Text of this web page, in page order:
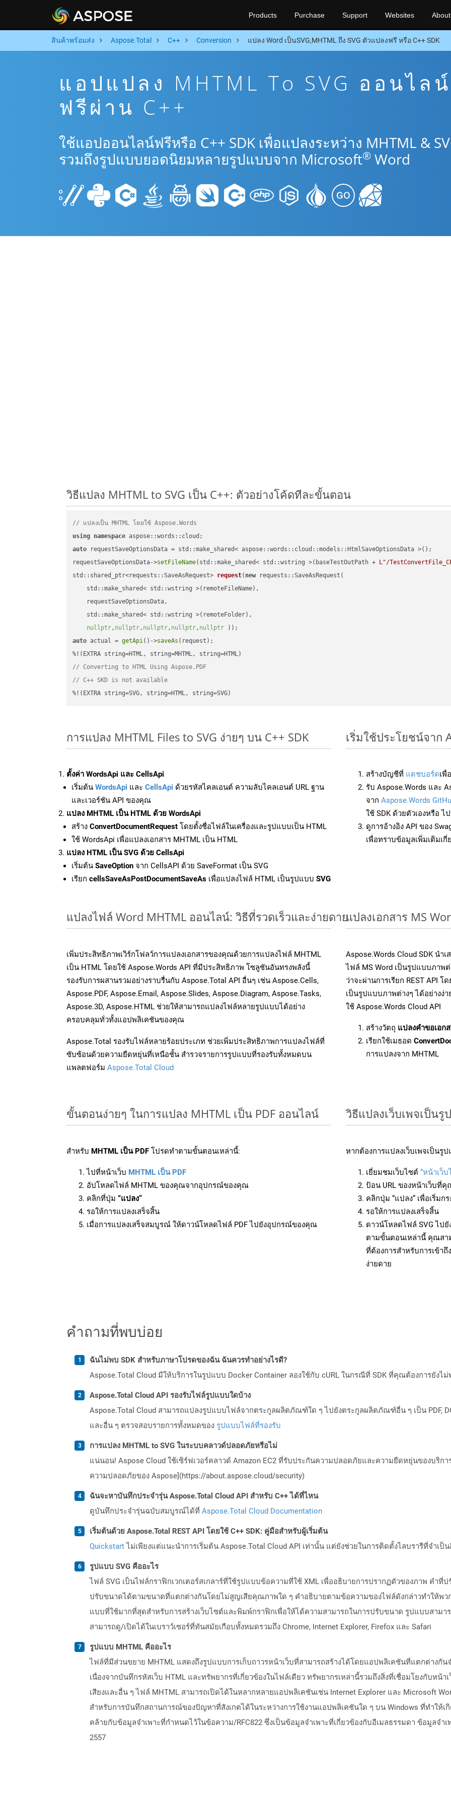
Products Purchase Support Websites About
สินค้าพร้อมส่ง Aspose.Total C++ Conversion แปลง Word เป็นSVG,MHTML ถึง SVG ตัวแปลงฟรี หรือ C++ SDK
แอปแปลง MHTML To SVG ออนไลน์
ฟรีผ่าน C++
ใช้แอปออนไลน์ฟรีหรือ C++ SDK เพื่อแปลงระหว่าง MHTML &
รวมถึงรูปแบบยอดนิยมหลายรูปแบบจาก Microsoft® Word
วิธีแปลง MHTML to SVG เป็น C++: ตัวอย่างโค้ดทีละขั้นตอน
// แปลงเป็น MHTML โดยใช้ Aspose.Words
using namespace
auto requestSaveOptionsData = std::make_shared< aspose::words::cloud::models::HtmlSaveOptionsData >();
requestSaveOptionsData->setFileName(std::make_shared< std::wstring >(baseTestOutPath + L"/
std::shared_ptr<requests::SaveAsRequest> request( new requests::SaveAsRequest(
    std::make_shared< std::wstring >(remoteFileName),
    requestSaveOptionsData,
    std::make_shared< std::wstring >(remoteFolder),
nullptr, nullptr, nullptr, nullptr, nullptr ))
auto actual = getApi()->saveAs (request);
// Converting to HTML Using Aspose.PDF
// C++ SKD is not available
%!(EXTRA string=SVG, string=HTML, string=SVG)
การแปลง MHTML Files to SVG ง่ายๆ บน C++ SDK
ตั้งค่า WordsApi และ CellsApi
เริ่มต้น WordsApi และ CellsApi ด้วยรหัสไคลเอนต์ ความลับไคลเอนต์ URL ฐาน
และเวอร์ชัน API ของคุณ
แปลง MHTML เป็น HTML ด้วย WordsApi
สร้าง ConvertDocumentRequest โดยตั้งชื่อไฟล์ในเครื่องและรูปแบบเป็น HTML
ใช้ WordsApi เพื่อแปลงเอกสาร MHTML เป็น HTML
แปลง HTML เป็น SVG ด้วย CellsApi
เริ่มต้น SaveOption จาก CellsAPI ด้วย SaveFormat เป็น SVG
เรียก cellsSaveAsPostDocumentSaveAs เพื่อแปลงไฟล์ HTML เป็นรูปแบบ SVG
เริ่มใช้ประโยชน์จาก
สร้างบัญชีที่ แดชบอร์ดเพื่
รับ Aspose.Words และ
จาก Aspose.Words
ใช้ SDK ด้วยตัวเองหรือ ไ
ดูการอ้างอิง API ของ
เพื่อทราบข้อมูลเพิ่มเติมเกี่
แปลงไฟล์ Word MHTML ออนไลน์: วิธีที่รวดเร็วและง่ายดาย
เพิ่มประสิทธิภาพเวิร์กโฟลว์การแปลงเอกสารของคุณด้วยการแปลงไฟล์ MHTML
เป็น HTML โดยใช้ Aspose.Words API ที่มีประสิทธิภาพ โซลูชันอันทรงพลังนี้
รองรับการผสานรวมอย่างราบรื่นกับ Aspose.Total API อื่นๆ เช่น Aspose.Cells,
Aspose.PDF, Aspose.Email, Aspose.Slides, Aspose.Diagram, Aspose.Tasks,
Aspose.3D, Aspose.HTML ช่วยให้สามารถแปลงไฟล์หลายรูปแบบได้อย่าง
ครอบคลุมทั่วทั้งแอปพลิเคชันของคุณ
Aspose.Total รองรับไฟล์หลายร้อยประเภท ช่วยเพิ่มประสิทธิภาพการแปลงไฟล์ที่
ซับซ้อนด้วยความยืดหยุ่นที่เหนือชั้น สำรวจรายการรูปแบบที่รองรับทั้งหมดบน
แพลตฟอร์ม Aspose.Total Cloud
แปลงเอกสาร MS
Aspose.Words Cloud SDK นำ
ไฟล์ MS Word เป็นรูปแบบภาพต่
ว่าจะผ่านการเรียก REST API
เป็นรูปแบบภาพต่างๆ ได้อย่างง่า
ใช้ Aspose.Words Cloud API
สร้างวัตถุ แปลงคำขอเอก
เรียกใช้เมธอด
การแปลงจาก MHTML
ขั้นตอนง่ายๆ ในการแปลง MHTML เป็น PDF ออนไลน์
สำหรับ MHTML เป็น PDF โปรดทำตามขั้นตอนเหล่านี้:
ไปที่หน้าเว็บ MHTML เป็น PDF
อัปโหลดไฟล์ MHTML ของคุณจากอุปกรณ์ของคุณ
คลิกที่ปุ่ม “แปลง”
รอให้การแปลงเสร็จสิ้น
เมื่อการแปลงเสร็จสมบูรณ์ ให้ดาวน์โหลดไฟล์ PDF ไปยังอุปกรณ์ของคุณ
วิธีแปลงเว็บเพจเป็นรู
หากต้องการแปลงเว็บเพจเป็นรู
เยี่ยมชมเว็บไซต์ “หน้าเว็บ
ป้อน URL ของหน้าเว็บที่
คลิกปุ่ม “แปลง” เพื่อเริ่มก
รอให้การแปลงเสร็จสิ้น
ดาวน์โหลดไฟล์ SVG ไป
ตามขั้นตอนเหล่านี้ คุณสา
ที่ต้องการสำหรับการเข้า
ง่ายดาย
คำถามที่พบบ่อย
ฉันไม่พบ SDK สำหรับภาษาโปรดของฉัน ฉันควรทำอย่างไรดี?
Aspose.Total Cloud มีให้บริการในรูปแบบ Docker Container ลองใช้กับ cURL ในกรณีที่ SDK ที่คุณต้องการยังไ
Aspose.Total Cloud API รองรับไฟล์รูปแบบใดบ้าง
Aspose.Total Cloud สามารถแปลงรูปแบบไฟล์จากตระกูลผลิตภัณฑ์ใด ๆ ไปยังตระกูลผลิตภัณฑ์อื่น ๆ เป็น PDF,
และอื่น ๆ ตรวจสอบรายการทั้งหมดของ รูปแบบไฟล์ที่รองรับ
การแปลง MHTML to SVG ในระบบคลาวด์ปลอดภัยหรือไม่
แน่นอน! Aspose Cloud ใช้เซิร์ฟเวอร์คลาวด์ Amazon EC2 ที่รับประกันความปลอดภัยและความยืดหยุ่นของบริก
ความปลอดภัยของ Aspose](https://about.aspose.cloud/security)
ฉันจะหาบันทึกประจำรุ่น Aspose.Total Cloud API สำหรับ C++ ได้ที่ไหน
ดูบันทึกประจำรุ่นฉบับสมบูรณ์ได้ที่ Aspose.Total Cloud Documentation
เริ่มต้นด้วย Aspose.Total REST API โดยใช้ C++ SDK: คู่มือสำหรับผู้เริ่มต้น
Quickstartไม่เพียงแต่แนะนำการเริ่มต้น Aspose.Total Cloud API เท่านั้น แต่ยังช่วยในการติดตั้งไลบรารีที่จำเป็
รูปแบบ SVG คืออะไร
ไฟล์ SVG เป็นไฟล์กราฟิกเวกเตอร์สเกลาร์ที่ใช้รูปแบบข้อความที่ใช้ XML เพื่ออธิบายการปรากฏตัวของภาพ คำที่
ปรับขนาดได้ตามขนาดที่แตกต่างกันโดยไม่สูญเสียคุณภาพใด ๆ คำอธิบายตามข้อความของไฟล์ดังกล่าวทำให้พวก
แบบที่ใช้มากที่สุดสำหรับการสร้างเว็บไซต์และพิมพ์กราฟิกเพื่อให้ได้ความสามารถในการปรับขนาด รูปแบบสามา
สามารถดู/เปิดได้ในเบราว์เซอร์ที่ทันสมัยเกือบทั้งหมดรวมถึง Chrome, Internet Explorer, Firefox และ Safari
รูปแบบ MHTML คืออะไร
ไฟล์ที่มีส่วนขยาย MHTML แสดงถึงรูปแบบการเก็บถาวรหน้าเว็บที่สามารถสร้างได้โดยแอปพลิเคชันที่แตกต่างกั
เนื่องจากบันทึกรหัสเว็บ HTML และทรัพยากรที่เกี่ยวข้องในไฟล์เดียว ทรัพยากรเหล่านี้รวมถึงสิ่งที่เชื่อมโยงกับหน้
เสียงและอื่น ๆ ไฟล์ MHTML สามารถเปิดได้ในหลากหลายแอปพลิเคชันเช่น Internet Explorer และ Microsoft
สำหรับการบันทึกสถานการณ์ของปัญหาที่สังเกตได้ในระหว่างการใช้งานแอปพลิเคชันใด ๆ บน Windows ที่ทำให้
คล้ายกับข้อมูลจำเพาะที่กำหนดไว้ในข้อความ/RFC822 ซึ่งเป็นข้อมูลจำเพาะที่เกี่ยวข้องกับอีเมลธรรมดา ข้อมูลจำ
2557